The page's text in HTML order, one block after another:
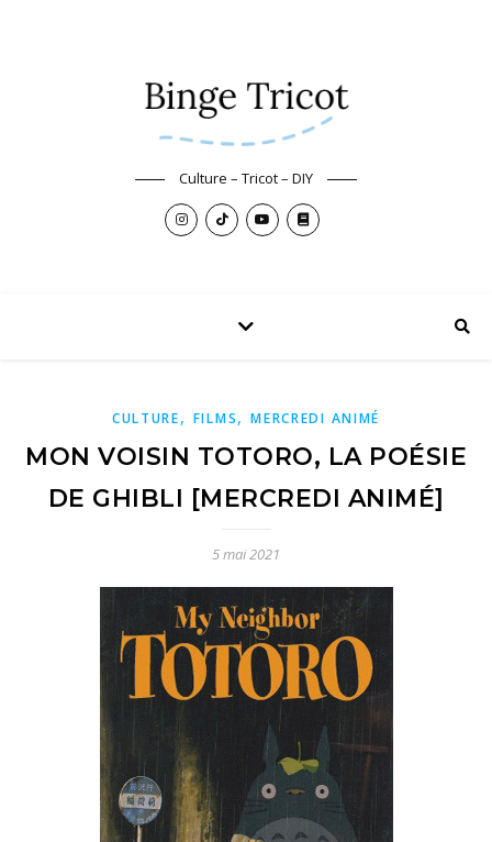
Culture – Tricot – DIY
CULTURE, FILMS,MERCREDI ANIMÉ
MON VOISIN TOTORO, LA POÉSIE
DE GHIBLI [MERCREDI ANIMÉ]
5 mai 2021